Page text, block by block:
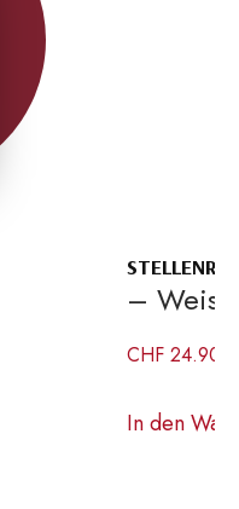
–
CHF 24.90
In den